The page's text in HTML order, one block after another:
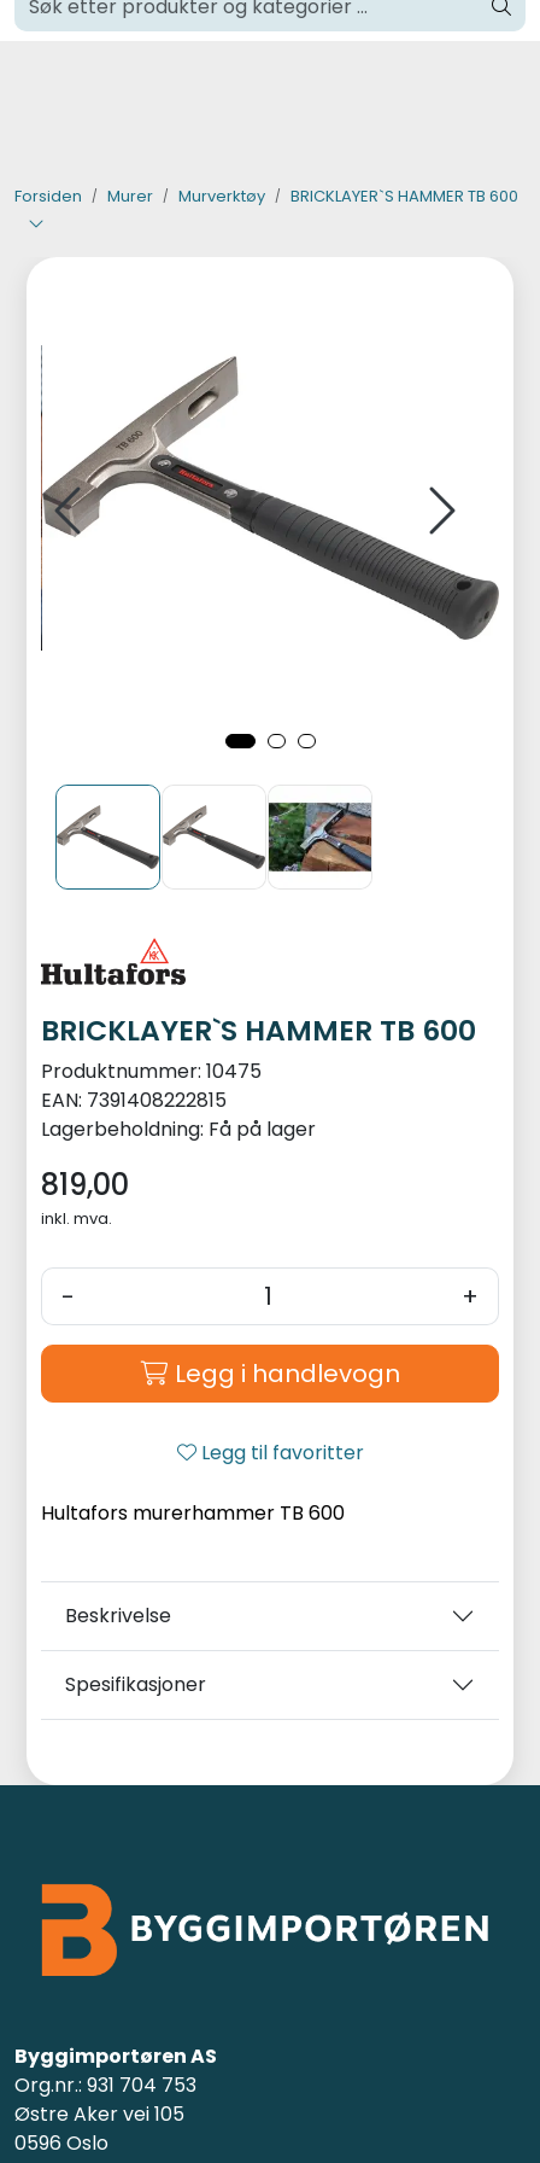
Skip to main content Klikk og hent i Oslo
Forsiden Murer Murverktøy BRICKLAYER`S HAMMER TB 600
BRICKLAYER`S HAMMER TB 600
Produktnummer: 10475
EAN: 7391408222815
Lagerbeholdning: Få på lager
819,00
inkl. mva.
- +
Legg i handlevogn
Legg til favoritter
Hultafors murerhammer TB 600
Beskrivelse
Spesifikasjoner
Byggimportøren AS
Org.nr.: 931 704 753
Østre Aker vei 105
0596 Oslo
Byggevarer
Fliser
Varemerker